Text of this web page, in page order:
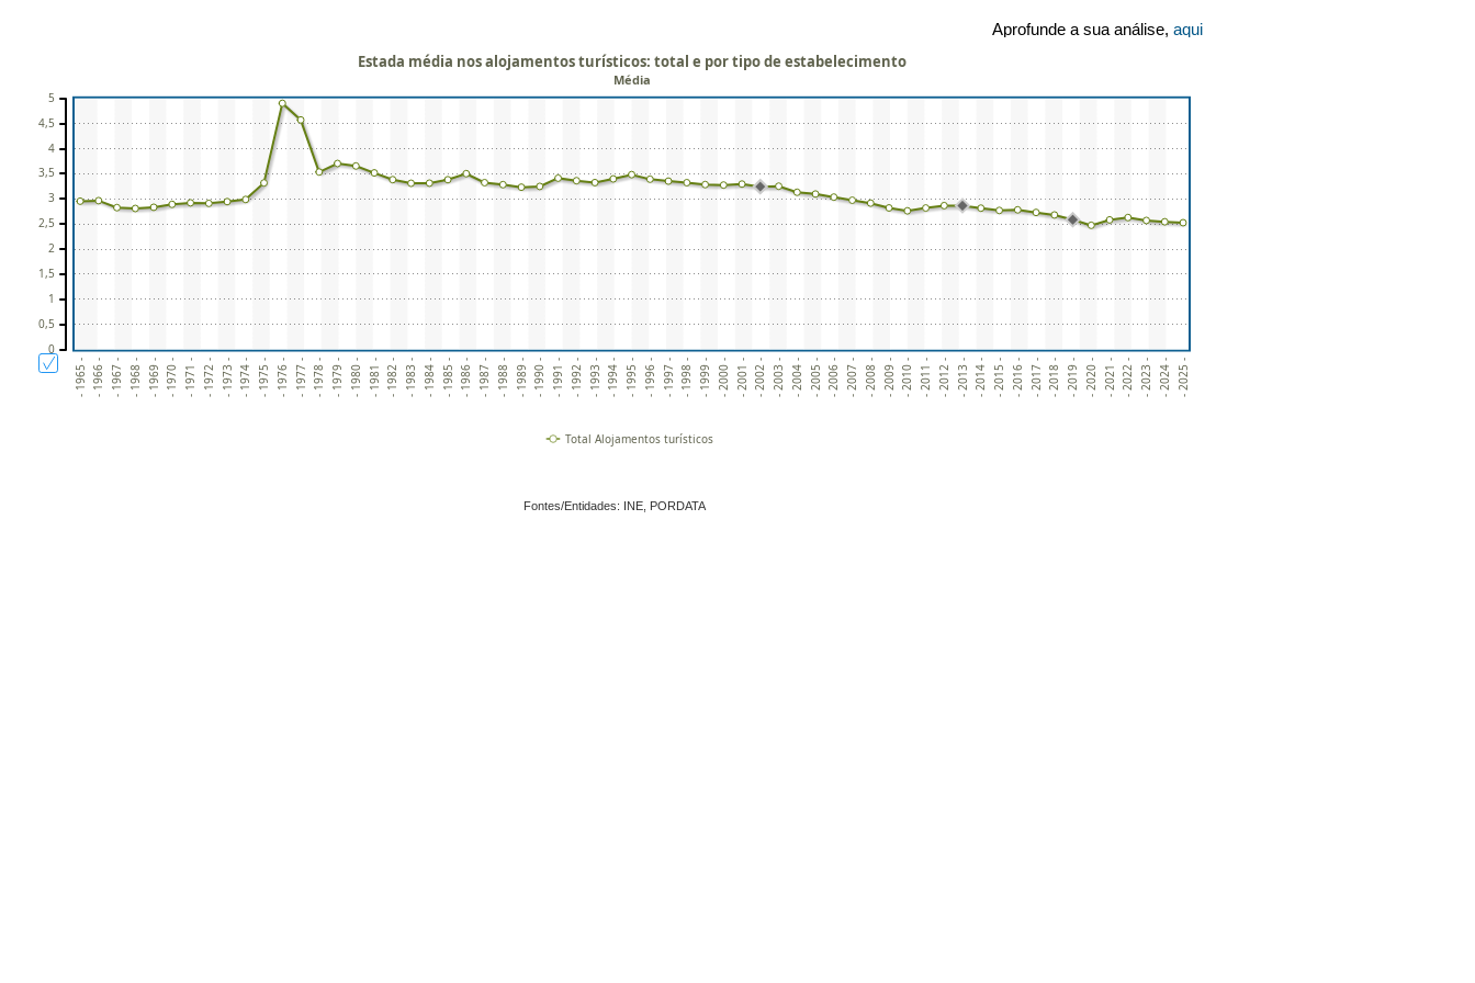
Aprofunde a sua análise, aqui
- 1965 - - 1966 - - 1967 - - 1968 - - 1969 - - 1970 - - 1971 - - 1972 - - 1973 - - 1974 - - 1975 - - 1976 - - 1977 - - 1978 - - 1979 - - 1980 - - 1981 - - 1982 - - 1983 - - 1984 - - 1985 - - 1986 - - 1987 - - 1988 - - 1989 - - 1990 - - 1991 - - 1992 - - 1993 - - 1994 - - 1995 - - 1996 - - 1997 - - 1998 - - 1999 - - 2000 - - 2001 - - 2002 - - 2003 - - 2004 - - 2005 - - 2006 - - 2007 - - 2008 - - 2009 - - 2010 - - 2011 - - 2012 - - 2013 - - 2014 - - 2015 - - 2016 - - 2017 - - 2018 - - 2019 - - 2020 - - 2021 - - 2022 - - 2023 - - 2024 - - 2025 -
Estada média nos alojamentos turísticos: total e por tipo de estabelecimento
Média
0
0,5
1
1,5
2
2,5
3
3,5
4
4,5
5
Total Alojamentos turísticos
Fontes/Entidades: INE, PORDATA